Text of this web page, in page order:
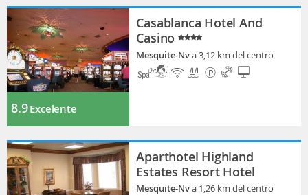
8.9Excelente
Casablanca Hotel And
Casino
Mesquite-Nva 3,12 km del centro
Aparthotel Highland
Estates Resort Hotel
Mesquite-Nva 1,26 km del centro